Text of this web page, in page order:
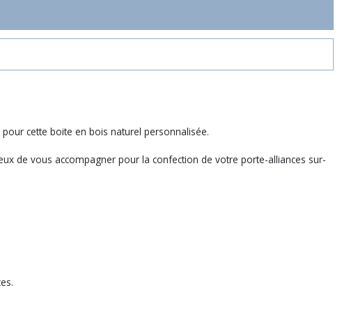
cette boite en bois naturel personnalisée.
de vous accompagner pour la confection de votre porte-alliances sur-